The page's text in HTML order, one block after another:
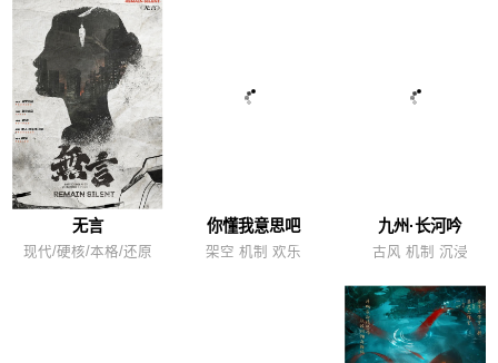
无言
现代/硬核/本格/还原
你懂我意思吧
架空 机制 欢乐
九州·长河吟
古风 机制 沉浸